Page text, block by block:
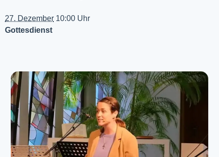
27. Dezember 10:00 Uhr
Gottesdienst